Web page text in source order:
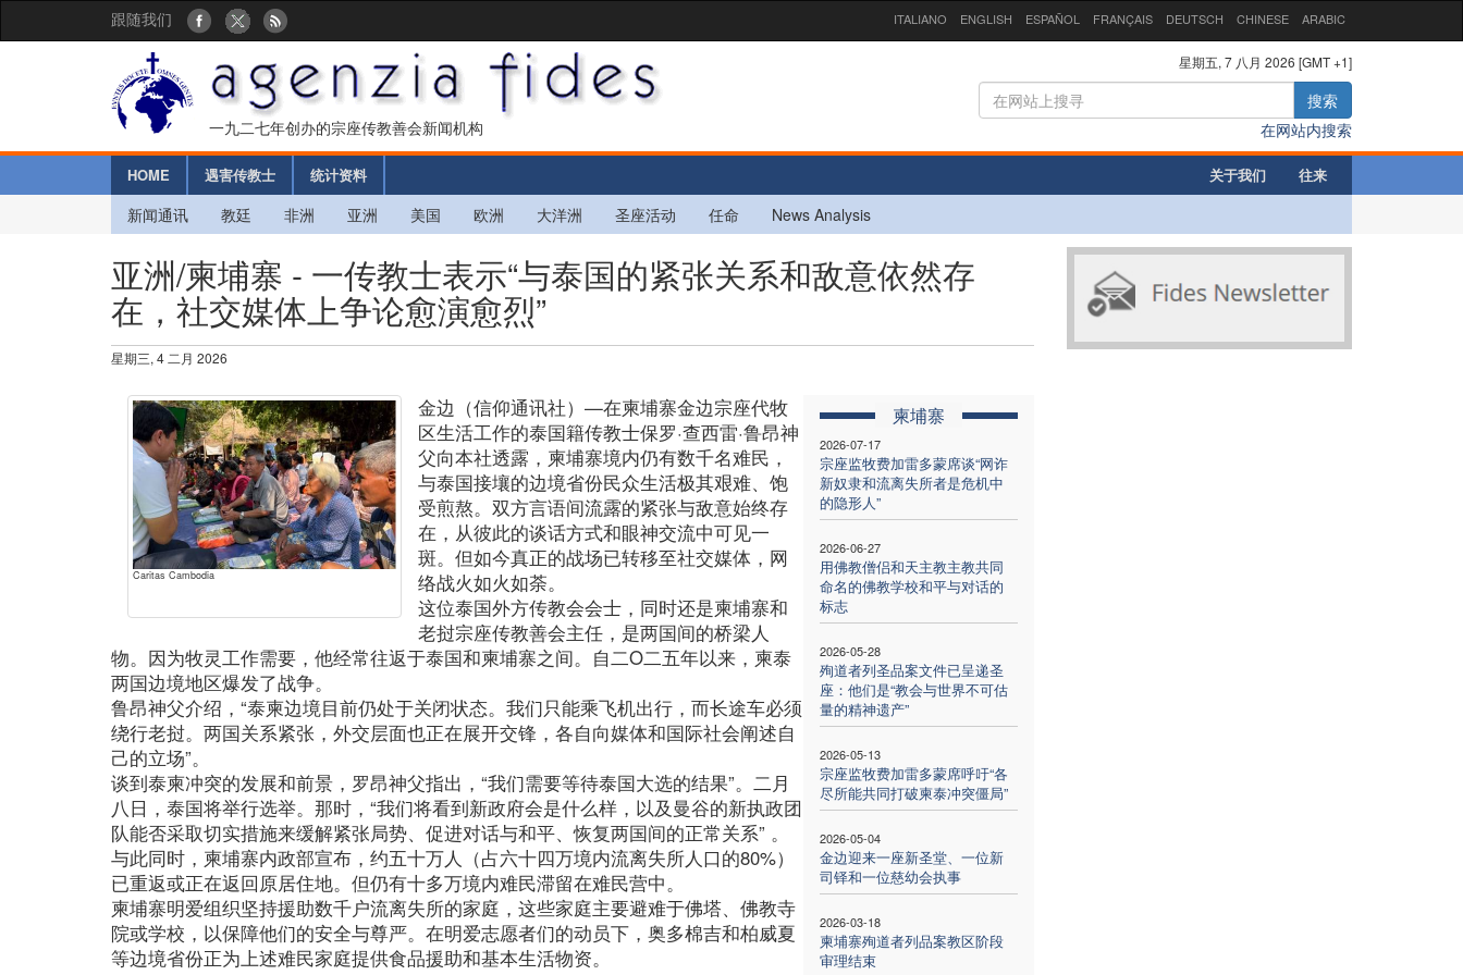
跟随我们 ITALIANO ENGLISH ESPAÑOL FRANÇAIS DEUTSCH CHINESE ARABIC
一九二七年创办的宗座传教善会新闻机构
星期五, 7 八月 2026 [GMT +1]
搜索
在网站内搜索
HOME 遇害传教士 统计资料 关于我们 往来
新闻通讯 教廷 非洲 亚洲 美国 欧洲 大洋洲 圣座活动 任命 News Analysis
亚洲/柬埔寨 - 一传教士表示“与泰国的紧张关系和敌意依然存
在，社交媒体上争论愈演愈烈”
星期三, 4 二月 2026
Caritas Cambodia
柬埔寨
2026-07-17
宗座监牧费加雷多蒙席谈“网诈
新奴隶和流离失所者是危机中
的隐形人”
2026-06-27
用佛教僧侣和天主教主教共同
命名的佛教学校和平与对话的
标志
2026-05-28
殉道者列圣品案文件已呈递圣
座：他们是“教会与世界不可估
量的精神遗产”
2026-05-13
宗座监牧费加雷多蒙席呼吁“各
尽所能共同打破柬泰冲突僵局”
2026-05-04
金边迎来一座新圣堂、一位新
司铎和一位慈幼会执事
2026-03-18
柬埔寨殉道者列品案教区阶段
审理结束
金边（信仰通讯社）—在柬埔寨金边宗座代牧
区生活工作的泰国籍传教士保罗·查西雷·鲁昂神
父向本社透露，柬埔寨境内仍有数千名难民，
与泰国接壤的边境省份民众生活极其艰难、饱
受煎熬。双方言语间流露的紧张与敌意始终存
在，从彼此的谈话方式和眼神交流中可见一
斑。但如今真正的战场已转移至社交媒体，网
络战火如火如荼。
这位泰国外方传教会会士，同时还是柬埔寨和
老挝宗座传教善会主任，是两国间的桥梁人
物。因为牧灵工作需要，他经常往返于泰国和柬埔寨之间。自二O二五年以来，柬泰
两国边境地区爆发了战争。
鲁昂神父介绍，“泰柬边境目前仍处于关闭状态。我们只能乘飞机出行，而长途车必须
绕行老挝。两国关系紧张，外交层面也正在展开交锋，各自向媒体和国际社会阐述自
己的立场”。
谈到泰柬冲突的发展和前景，罗昂神父指出，“我们需要等待泰国大选的结果”。二月
八日，泰国将举行选举。那时，“我们将看到新政府会是什么样，以及曼谷的新执政团
队能否采取切实措施来缓解紧张局势、促进对话与和平、恢复两国间的正常关系” 。
与此同时，柬埔寨内政部宣布，约五十万人（占六十四万境内流离失所人口的80%）
已重返或正在返回原居住地。但仍有十多万境内难民滞留在难民营中。
柬埔寨明爱组织坚持援助数千户流离失所的家庭，这些家庭主要避难于佛塔、佛教寺
院或学校，以保障他们的安全与尊严。在明爱志愿者们的动员下，奥多棉吉和柏威夏
等边境省份正为上述难民家庭提供食品援助和基本生活物资。